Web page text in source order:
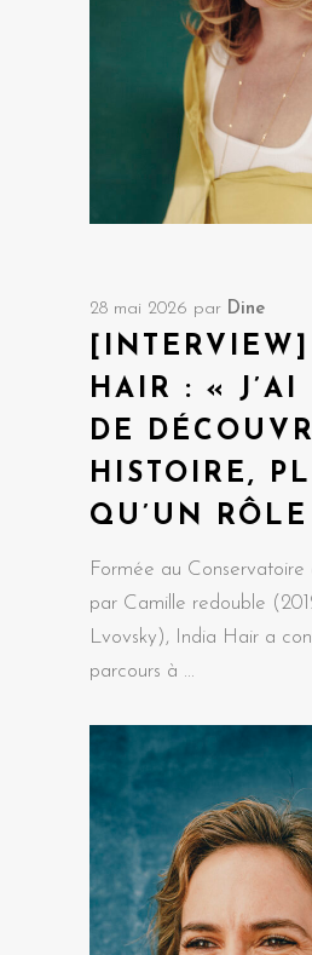
28 mai 2026 par Dine
HAIR : « J’AI
DE
HISTOIRE,
QU’UN
Formée au
par Camille redouble
Lvovsky), India Hair a
parcours à